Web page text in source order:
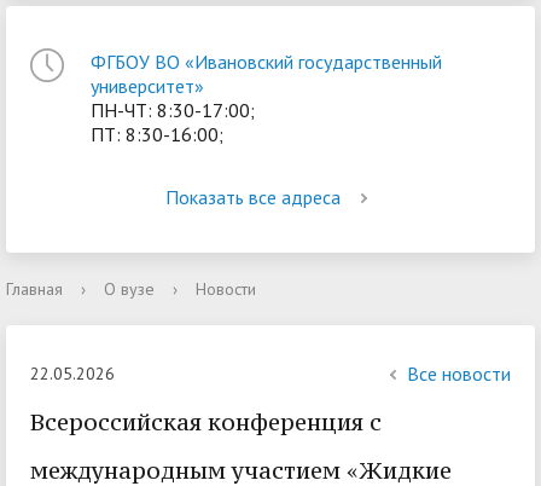
ФГБОУ ВО «Ивановский государственный
университет»
ПН-ЧТ: 8:30-17:00;
ПТ: 8:30-16:00;
Показать все адреса
Главная › О вузе › Новости
22.05.2026 Все новости
Всероссийская конференция с
международным участием «Жидкие